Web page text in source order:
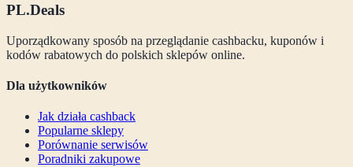
PL.Deals
Uporządkowany sposób na przeglądanie cashbacku, kuponów i
kodów rabatowych do polskich sklepów online.
Dla użytkowników
Jak działa cashback
Popularne sklepy
Porównanie serwisów
Poradniki zakupowe